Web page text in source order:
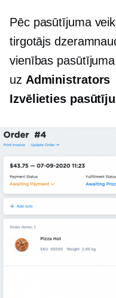
Pēc pasūtījuma
tirgotājs
vienības
uz
Izvēlieties